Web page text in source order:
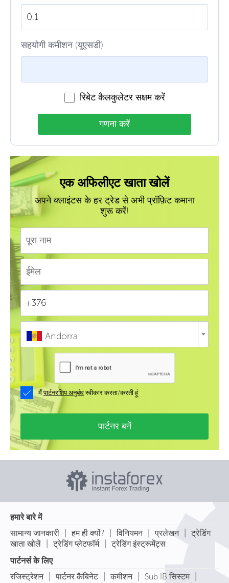
सहयोगी कमीशन (यूएसडी)
रिबेट कैलकुलेटर सक्षम करें
गणना करें
एक अफिलीएट खाता खोलें
अपने क्लाइंटस के हर ट्रेड से अभी प्रॉफ़िट कमाना
शुरू करें!
Andorra
मैंपार्टनरशिप अनुबंधस्वीकार करता/करती हूं
पार्टनर बनें
हमारे बारे में
सामान्य जानकारी | हम ही क्यों? | विनियमन | प्रलेखन | ट्रेडिंग
खाता खोलें | ट्रेडिंग प्लेटफॉर्म | ट्रेडिंग इंस्ट्रूमेंट्स
पार्टनर्स के लिए
रजिस्ट्रेशन | पार्टनर कैबिनेट | कमीशन | Sub IB सिस्टम |